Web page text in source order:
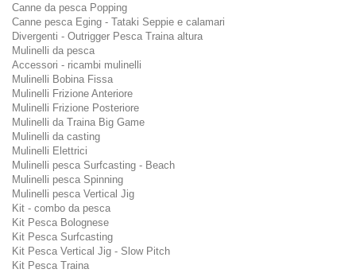
Canne da pesca Popping
Canne pesca Eging - Tataki Seppie e calamari
Divergenti - Outrigger Pesca Traina altura
Mulinelli da pesca
Accessori - ricambi mulinelli
Mulinelli Bobina Fissa
Mulinelli Frizione Anteriore
Mulinelli Frizione Posteriore
Mulinelli da Traina Big Game
Mulinelli da casting
Mulinelli Elettrici
Mulinelli pesca Surfcasting - Beach
Mulinelli pesca Spinning
Mulinelli pesca Vertical Jig
Kit - combo da pesca
Kit Pesca Bolognese
Kit Pesca Surfcasting
Kit Pesca Vertical Jig - Slow Pitch
Kit Pesca Traina